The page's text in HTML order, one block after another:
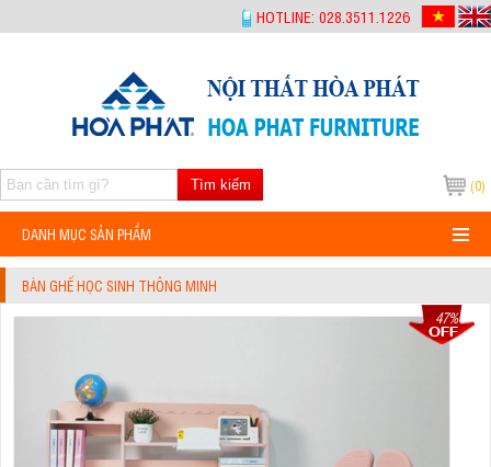
HOTLINE: 028.3511.1226
(0)
Tìm kiếm
DANH MỤC SẢN PHẨM
BÀN GHẾ HỌC SINH THÔNG MINH
47%